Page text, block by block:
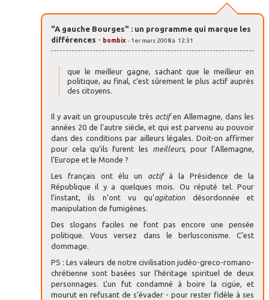
"A gauche Bourges" : un programme qui marque les
différences - bombix - 1er mars 2008 à 12:31
que le meilleur gagne, sachant que le meilleur en
politique, au final, c’est sûrement le plus actif auprès
des citoyens.
Il y avait un groupuscule très actifen Allemagne, dans les
années 20 de l’autre siècle, et qui est parvenu au pouvoir
dans des conditions par ailleurs légales. Doit-on affirmer
pour cela qu’ils furent les meilleurs, pour l’Allemagne,
l’Europe et le Monde ?
Les français ont élu un actifà la Présidence de la
République il y a quelques mois. Ou réputé tel. Pour
l’instant, ils n’ont vu qu’agitationdésordonnée et
manipulation de fumigènes.
Des slogans faciles ne font pas encore une pensée
politique. Vous versez dans le berlusconisme. C’est
dommage.
PS : Les valeurs de notre civilisation judéo-greco-romano-
chrétienne sont basées sur l’héritage spirituel de deux
personnages. L’un fut condamné à boire la cigüe, et
mourut en refusant de s’évader - pour rester fidèle à ses